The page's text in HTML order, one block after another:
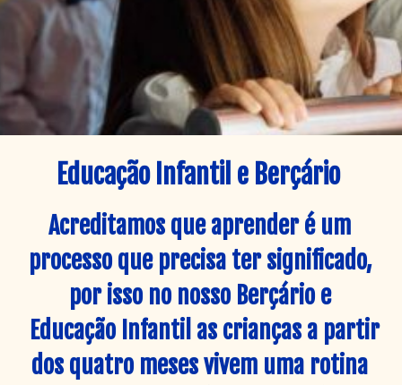
Educação Infantil e Berçário
Acreditamos que aprender é um
processo que precisa ter significado,
por isso no nosso Berçário e
Educação Infantil as crianças a partir
dos quatro meses vivem uma rotina